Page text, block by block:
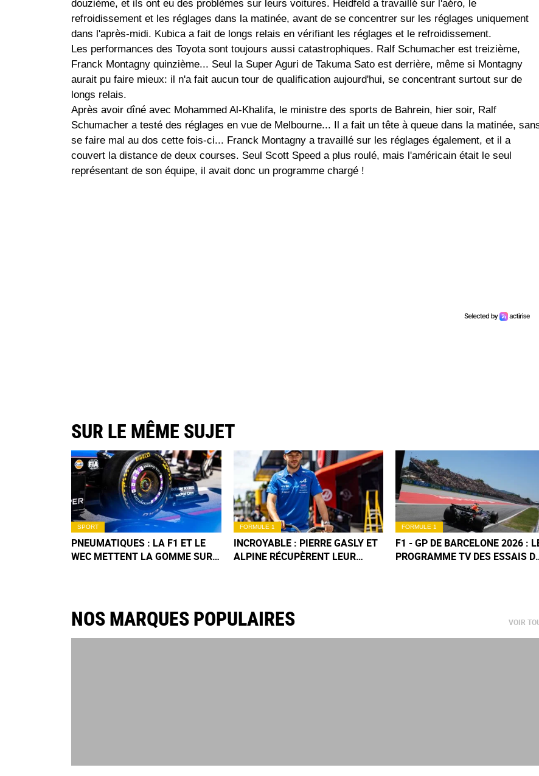
douzième, et ils ont eu des problèmes sur leurs voitures. Heidfeld a travaillé sur l'aéro, le
refroidissement et les réglages dans la matinée, avant de se concentrer sur les réglages uniquement
dans l'après-midi. Kubica a fait de longs relais en vérifiant les réglages et le refroidissement.
Les performances des Toyota sont toujours aussi catastrophiques. Ralf Schumacher est treizième,
Franck Montagny quinzième... Seul la Super Aguri de Takuma Sato est derrière, même si Montagny
aurait pu faire mieux: il n'a fait aucun tour de qualification aujourd'hui, se concentrant surtout sur de
longs relais.
Après avoir dîné avec Mohammed Al-Khalifa, le ministre des sports de Bahrein, hier soir, Ralf
Schumacher a testé des réglages en vue de Melbourne... Il a fait un tête à queue dans la matinée,
se faire mal au dos cette fois-ci... Franck Montagny a travaillé sur les réglages également, et il a
couvert la distance de deux courses. Seul Scott Speed a plus roulé, mais l'américain était le seul
représentant de son équipe, il avait donc un programme chargé !
SUR LE MÊME SUJET
SPORT
PNEUMATIQUES : LA F1 ET LE
WEC METTENT LA GOMME SUR
FORMULE 1
INCROYABLE : PIERRE GASLY ET
ALPINE RÉCUPÈRENT LEUR
FORMULE 1
F1 - GP DE BARCELONE 2026 :
PROGRAMME TV DES ESSAIS
NOS MARQUES POPULAIRES VOIR